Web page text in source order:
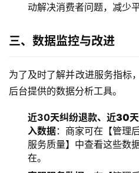
动解决消费者问题，减少
三、数据监控与改进
为了及时了解并改进服务指标
后台提供的数据分析工具。
近30天纠纷退款、 近30天
入数据：商家可在【管理
服务质量】中查看这些数
在。